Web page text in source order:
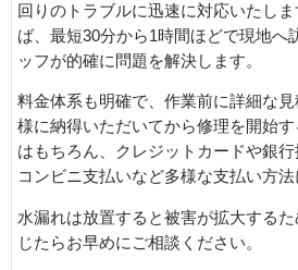
回りのトラブルに迅速に対応いたし
ば、最短30分から1時間ほどで現地へ
ッフが的確に問題を解決します。
料金体系も明確で、作業前に詳細な
様に納得いただいてから修理を開始
はもちろん、クレジットカードや銀行
コンビニ支払いなど多様な支払い方法
水漏れは放置すると被害が拡大する
じたらお早めにご相談ください。